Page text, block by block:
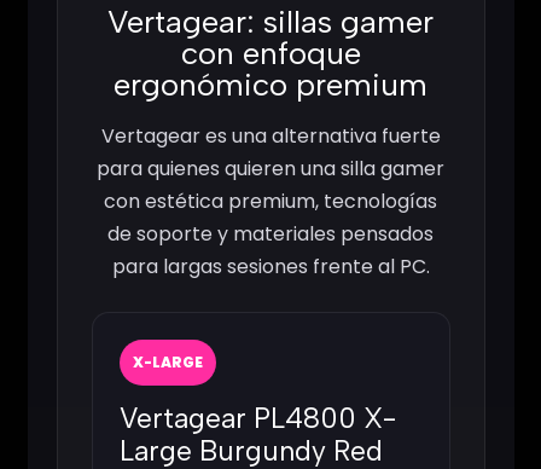
Vertagear: sillas gamer
con enfoque
ergonómico premium
Vertagear es una alternativa fuerte
para quienes quieren una silla gamer
con estética premium, tecnologías
de soporte y materiales pensados
para largas sesiones frente al PC.
X-LARGE
Vertagear PL4800 X-
Large Burgundy Red